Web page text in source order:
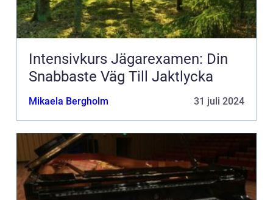
Intensivkurs Jägarexamen: Din
Snabbaste Väg Till Jaktlycka
Mikaela Bergholm 31 juli 2024